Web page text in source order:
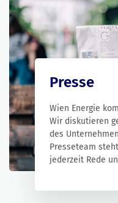
Presse
Wien Energie
Wir diskutieren
des
Presseteam
jederzeit Rede